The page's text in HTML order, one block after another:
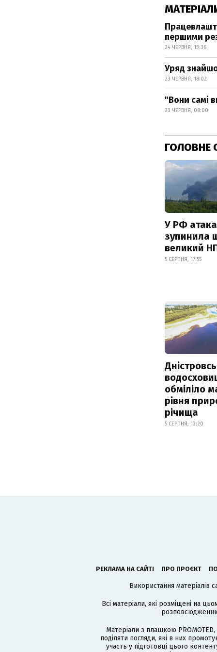
першими
24 ЧЕРВНЯ, 13:36
Уряд
23 ЧЕРВНЯ, 18:02
"Вони самі
23 ЧЕРВНЯ, 08:00
ГОЛОВНЕ
У РФ
зупинила
великий
5 СЕРПНЯ, 17:55
обміліло
рівня
річища
5 СЕРПНЯ, 13:20
РЕКЛАМА НА САЙТІ ПРО ПРОЄКТ
Використання матеріалів
Всі матеріали, які розміщені на
розповсюдженню
Матеріали з плашкою
поділяти погляди, які в них
участь у підготовці цього